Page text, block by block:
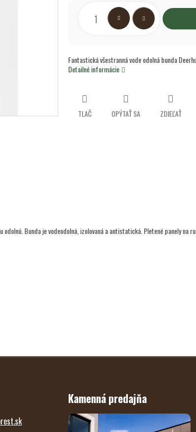
Fantastická všestranná vode odolná bunda
Detailné informácie
TLAČ OPÝTAŤ SA ZDIEĽAŤ
Bunda je vodeodolná, izolovaná a antistatická. Pletené panely na
Kamenná predajňa